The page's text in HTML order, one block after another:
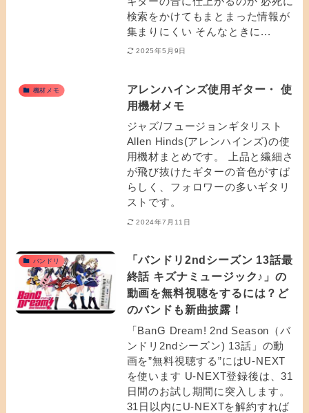
検索をかけてもまとまった情報が
集まりにくい そんなときに...
2025年5月9日
機材メモ
アレンハインズ使用ギター・ 使
用機材メモ
ジャズ/フュージョンギタリスト
Allen Hinds(アレンハインズ)の使
用機材まとめです。 上品と繊細さ
が飛び抜けたギターの音色がすば
らしく、フォロワーの多いギタリ
ストです。
2024年7月11日
バンドリ
「バンドリ2ndシーズン 13話最
終話 キズナミュージック♪」の
動画を無料視聴をするには？ど
のバンドも新曲披露！
「BanG Dream! 2nd Season（バ
ンドリ2ndシーズン) 13話」の動
画を”無料視聴する”にはU-NEXT
を使います U-NEXT登録後は、31
日間のお試し期間に突入します。
31日以内にU-NEXTを解約すれば